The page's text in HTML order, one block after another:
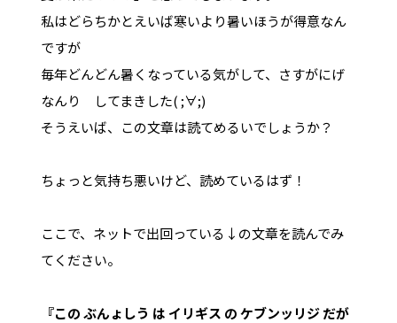
私はどらちかとえいば寒いより暑いほうが得意なん
ですが
毎年どんどん暑くなっている気がして、さすがにげ
なんり してまきした( ;∀;)
そうえいば、この文章は読てめるいでしょうか？
ちょっと気持ち悪いけど、読めているはず！
ここで、ネットで出回っている↓の文章を読んでみ
てください。
『この ぶんょしう は イリギス の ケブンッリジ だが